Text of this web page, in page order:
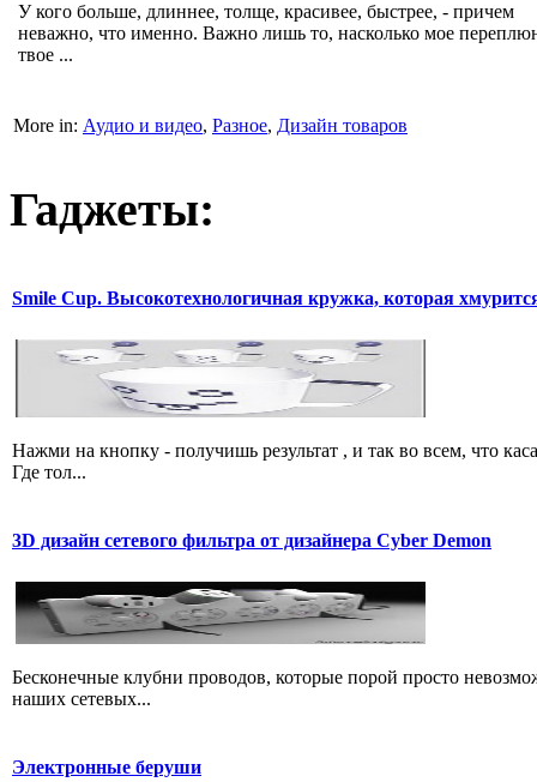
У кого больше, длиннее, толще, красивее, быстрее, - причем
неважно, что именно. Важно лишь то, насколько мое
твое ...
More in: Аудио и видео, Разное, Дизайн товаров
Гаджеты:
Smile Cup. Высокотехнологичная кружка, которая
Нажми на кнопку - получишь результат , и так во всем, что
Где тол...
3D дизайн сетевого фильтра от дизайнера Cyber Demon
Бесконечные клубни проводов, которые порой просто
наших сетевых...
Электронные беруши